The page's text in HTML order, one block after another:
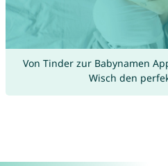
Von Tinder zur Babynamen
Wisch den